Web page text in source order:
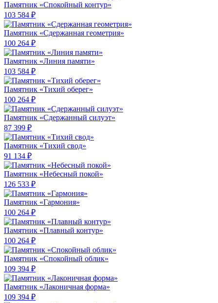
Памятник «Спокойный контур»
103 584 ₽
Памятник «Сдержанная геометрия»
100 264 ₽
Памятник «Линия памяти»
103 584 ₽
Памятник «Тихий оберег»
100 264 ₽
Памятник «Сдержанный силуэт»
87 399 ₽
Памятник «Тихий свод»
91 134 ₽
Памятник «Небесный покой»
126 533 ₽
Памятник «Гармония»
100 264 ₽
Памятник «Плавный контур»
100 264 ₽
Памятник «Спокойный облик»
109 394 ₽
Памятник «Лаконичная форма»
109 394 ₽